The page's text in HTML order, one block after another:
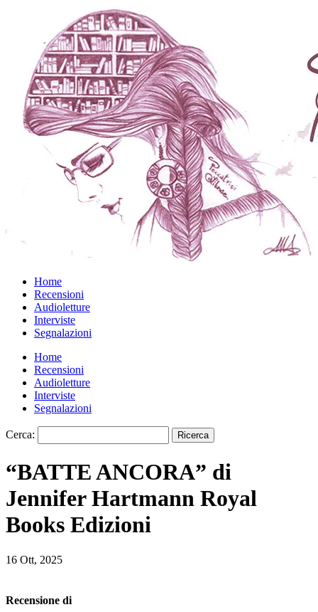
Home
Recensioni
Audioletture
Interviste
Segnalazioni
Home
Recensioni
Audioletture
Interviste
Segnalazioni
Cerca:
“BATTE ANCORA” di
Jennifer Hartmann Royal
Books Edizioni
16 Ott, 2025
Recensione di